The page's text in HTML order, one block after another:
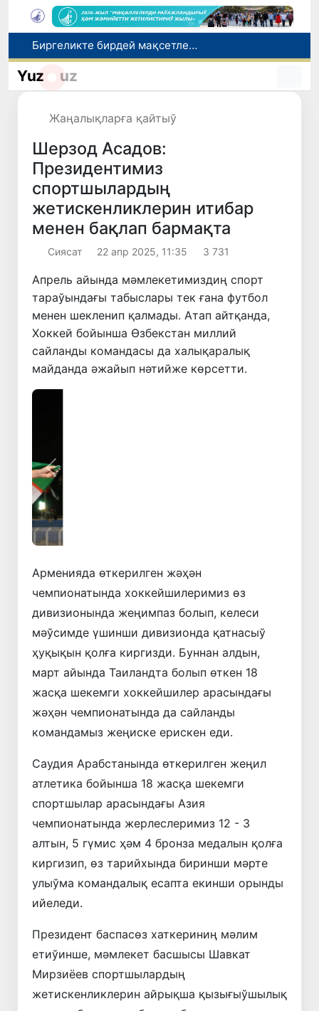
Биргеликте бирдей мақсетлер жолында ...
Жаңа оқыў жылында 795 мыңнан аслам 1-класс оқыўшыларына "Президент саўғалары" тапсырылады
Yuz uz
Жаңалықларға қайтыў
Шерзод Асадов:
Президентимиз
спортшылардың
жетискенликлерин итибар
менен бақлап бармақта
Сиясат 22 апр 2025, 11:35 3 731
Апрель айында мәмлекетимиздиң спорт
тараўындағы табыслары тек ғана футбол
менен шекленип қалмады. Атап айтқанда,
Хоккей бойынша Өзбекстан миллий
сайланды командасы да халықаралық
майданда әжайып нәтийже көрсетти.
Алдынғы
Арменияда өткерилген жәҳән
чемпионатында хоккейшилеримиз өз
дивизионында жеңимпаз болып, келеси
мәўсимде үшинши дивизионда қатнасыў
ҳуқықын қолға киргизди. Буннан алдын,
март айында Таиландта болып өткен 18
жасқа шекемги хоккейшилер арасындағы
жәҳән чемпионатында да сайланды
командамыз жеңиске ерискен еди.
Саудия Арабстанында өткерилген жеңил
атлетика бойынша 18 жасқа шекемги
спортшылар арасындағы Азия
чемпионатында жерлеслеримиз 12 - 3
алтын, 5 гүмис ҳәм 4 бронза медалын қолға
киргизип, өз тарийхында биринши мәрте
улыўма командалық есапта екинши орынды
ийеледи.
Президент баспасөз хаткериниң мәлим
етиўинше, мәмлекет басшысы Шавкат
Мирзиёев спортшылардың
жетискенликлерин айрықша қызығыўшылық